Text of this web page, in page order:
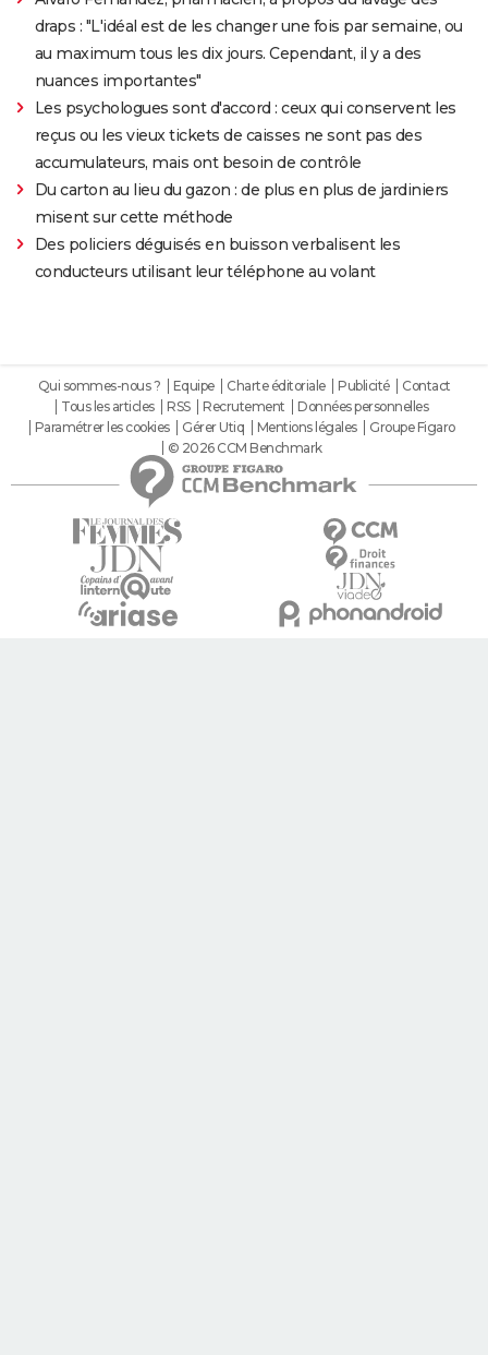
draps : "L'idéal est de les changer une fois par semaine, ou
au maximum tous les dix jours. Cependant, il y a des
nuances importantes"
Les psychologues sont d'accord : ceux qui conservent les
reçus ou les vieux tickets de caisses ne sont pas des
accumulateurs, mais ont besoin de contrôle
Du carton au lieu du gazon : de plus en plus de jardiniers
misent sur cette méthode
Des policiers déguisés en buisson verbalisent les
conducteurs utilisant leur téléphone au volant
Qui sommes-nous ? Equipe Charte éditoriale Publicité
Contact
Tous les articles
RSS Recrutement
Données personnelles
Paramétrer les cookies
Gérer Utiq Mentions légales
Groupe Figaro
© 2026 CCM Benchmark